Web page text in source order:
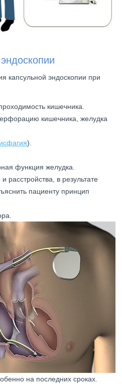
капсульной эндоскопии при
кишечника.
кишечника, желудка
).
функция желудка.
расстройства, в результате
пациенту принцип
на последних сроках.